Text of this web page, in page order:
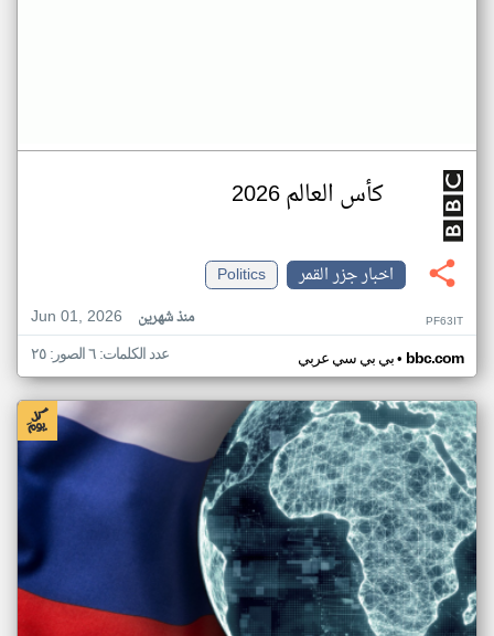
كأس العالم 2026
اخبار جزر القمر
Politics
Jun 01, 2026
منذ شهرين PF63IT
بي بي سي عربي• bbc.com عدد الكلمات: ٦ الصور: ٢٥